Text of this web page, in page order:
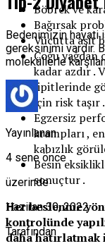
Böbrek ve
Bağırsak
Vücutta asit
Çoğu yağdan
kadar azdır .
lipitlerinde
için risk taşır .
Egzersiz
krampları ,
kabızlık
Besin
sonuçtur .
Her beslenme
kontrolünde
daha hatırlatmak
Bedenimizin hayati
gereksinimi vardır.
moleküllerle
Yayınlanan
4 sene önce
üzerinde
Haziran 30, 2022
Tarafından